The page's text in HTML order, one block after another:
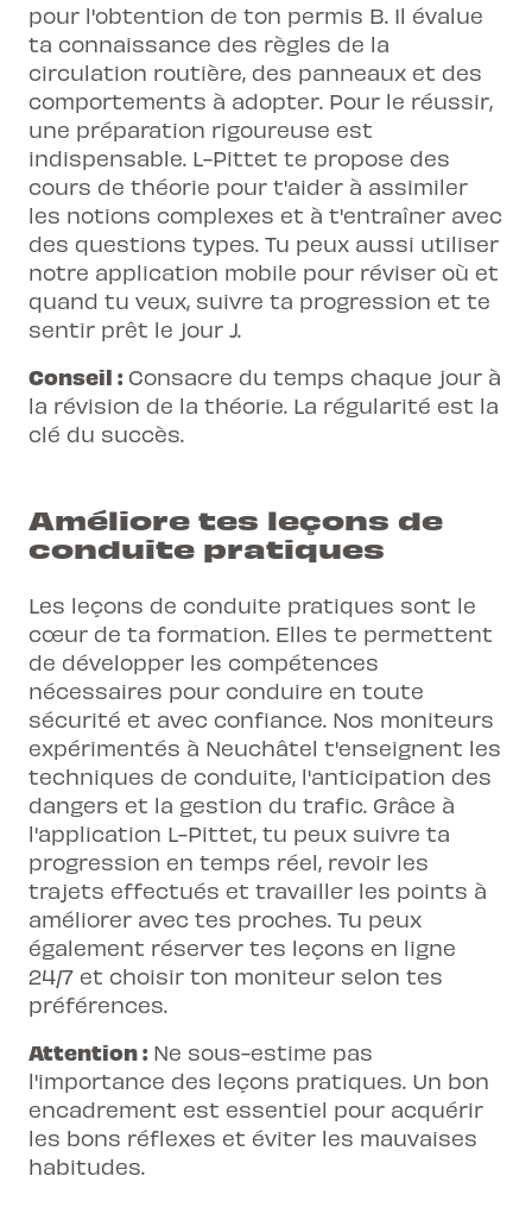
pour l'obtention de ton permis B. Il évalue
ta connaissance des règles de la
circulation routière, des panneaux et des
comportements à adopter. Pour le réussir,
une préparation rigoureuse est
indispensable. L-Pittet te propose des
cours de théorie pour t'aider à assimiler
les notions complexes et à t'entraîner avec
des questions types. Tu peux aussi utiliser
notre application mobile pour réviser où et
quand tu veux, suivre ta progression et te
sentir prêt le jour J.
Conseil : Consacre du temps chaque jour à
la révision de la théorie. La régularité est la
clé du succès.
Améliore tes leçons de
conduite pratiques
Les leçons de conduite pratiques sont le
cœur de ta formation. Elles te permettent
de développer les compétences
nécessaires pour conduire en toute
sécurité et avec confiance. Nos moniteurs
expérimentés à Neuchâtel t'enseignent les
techniques de conduite, l'anticipation des
dangers et la gestion du trafic. Grâce à
l'application L-Pittet, tu peux suivre ta
progression en temps réel, revoir les
trajets effectués et travailler les points à
améliorer avec tes proches. Tu peux
également réserver tes leçons en ligne
24/7 et choisir ton moniteur selon tes
préférences.
Attention : Ne sous-estime pas
l'importance des leçons pratiques. Un bon
encadrement est essentiel pour acquérir
les bons réflexes et éviter les mauvaises
habitudes.